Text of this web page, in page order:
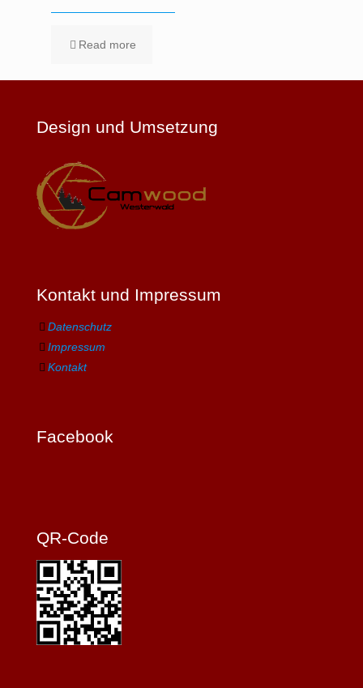
Read more
Design und Umsetzung
Kontakt und Impressum
Datenschutz
Impressum
Kontakt
Facebook
QR-Code